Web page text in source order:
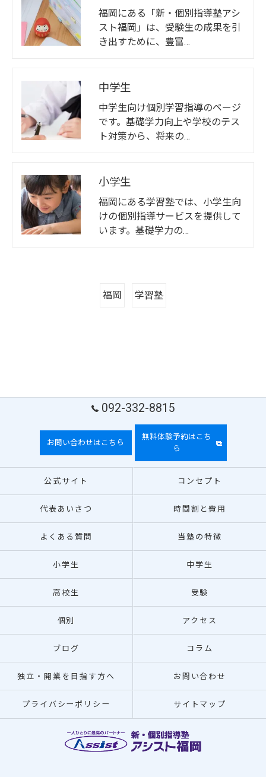
福岡にある「新・個別指導塾アシ
スト福岡」は、受験生の成果を引
き出すために、豊富…
中学生
中学生向け個別学習指導のページ
です。基礎学力向上や学校のテス
ト対策から、将来の…
小学生
福岡にある学習塾では、小学生向
けの個別指導サービスを提供して
います。基礎学力の…
福岡 学習塾
092-332-8815
お問い合わせはこちら
無料体験予約はこち
ら
公式サイト コンセプト
代表あいさつ 時間割と費用
よくある質問 当塾の特徴
小学生 中学生
高校生 受験
個別 アクセス
ブログ コラム
独立・開業を目指す方へ お問い合わせ
プライバシーポリシー サイトマップ